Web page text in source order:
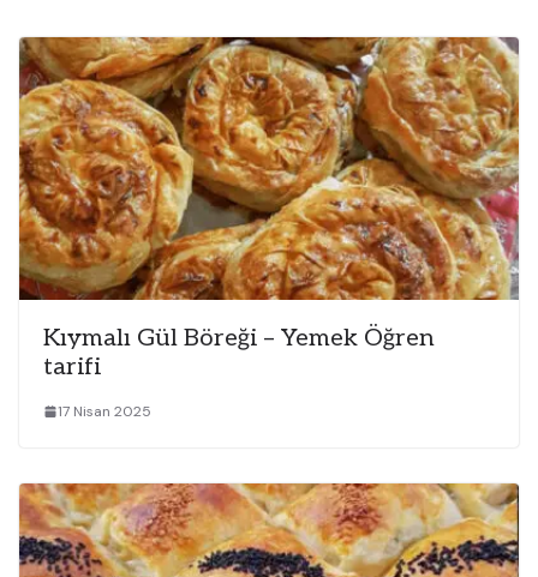
Kıymalı Gül Böreği – Yemek Öğren
tarifi
17 Nisan 2025